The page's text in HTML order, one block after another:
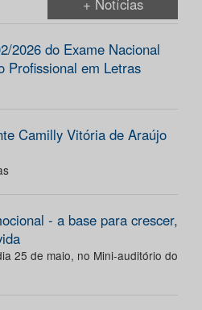
+ Notícias
2026 do Exame Nacional
Profissional em Letras
Camilly Vitória de Araújo
- a base para crescer,
25 de maio, no Mini-auditório do